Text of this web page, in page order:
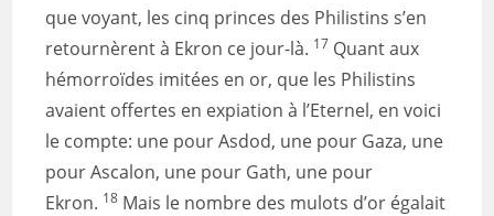
que voyant, les cinq princes des Philistins s’en
retournèrent à Ekron ce jour-là. 17 Quant aux
hémorroïdes imitées en or, que les Philistins
avaient offertes en expiation à l’Eternel, en voici
le compte: une pour Asdod, une pour Gaza, une
pour Ascalon, une pour Gath, une pour
Ekron. 18 Mais le nombre des mulots d’or égalait